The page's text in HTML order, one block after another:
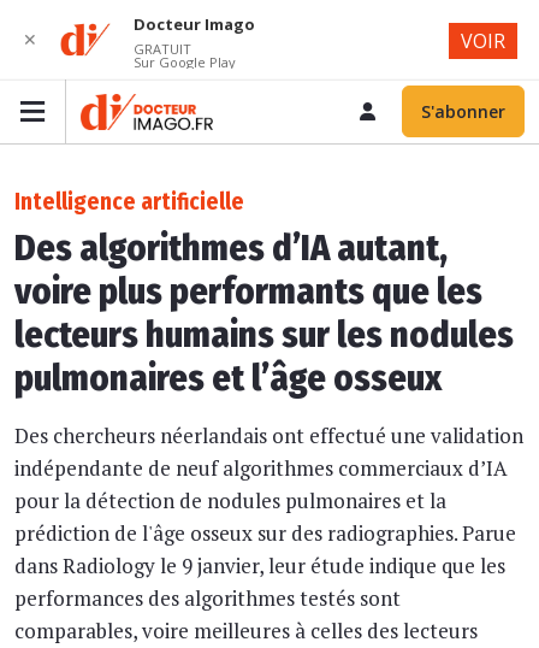
S'abonner
Intelligence artificielle
Des algorithmes d’IA autant,
voire plus performants que les
lecteurs humains sur les nodules
pulmonaires et l’âge osseux
Des chercheurs néerlandais ont effectué une validation
indépendante de neuf algorithmes commerciaux d’IA
pour la détection de nodules pulmonaires et la
prédiction de l'âge osseux sur des radiographies. Parue
dans Radiology le 9 janvier, leur étude indique que les
performances des algorithmes testés sont
comparables, voire meilleures à celles des lecteurs
✕
Docteur Imago
GRATUIT
Sur Google Play
VOIR